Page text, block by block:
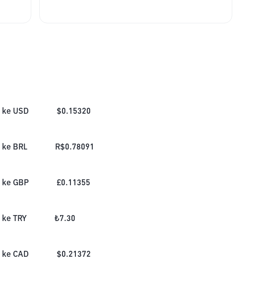
ke USD $0.15320
ke BRL R$0.78091
ke GBP £0.11355
ke TRY ₺7.30
ke CAD $0.21372